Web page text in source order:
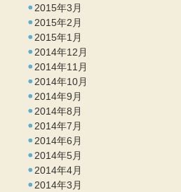
2015年3月
2015年2月
2015年1月
2014年12月
2014年11月
2014年10月
2014年9月
2014年8月
2014年7月
2014年6月
2014年5月
2014年4月
2014年3月